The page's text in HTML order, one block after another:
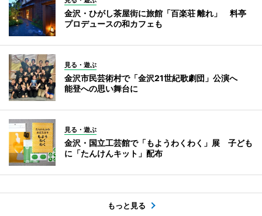
金沢・ひがし茶屋街に旅館「百楽荘 離れ」 料亭
プロデュースの和カフェも
見る・遊ぶ
金沢市民芸術村で「金沢21世紀歌劇団」公演へ
能登への思い舞台に
見る・遊ぶ
金沢・国立工芸館で「もようわくわく」展 子ども
に「たんけんキット」配布
もっと見る